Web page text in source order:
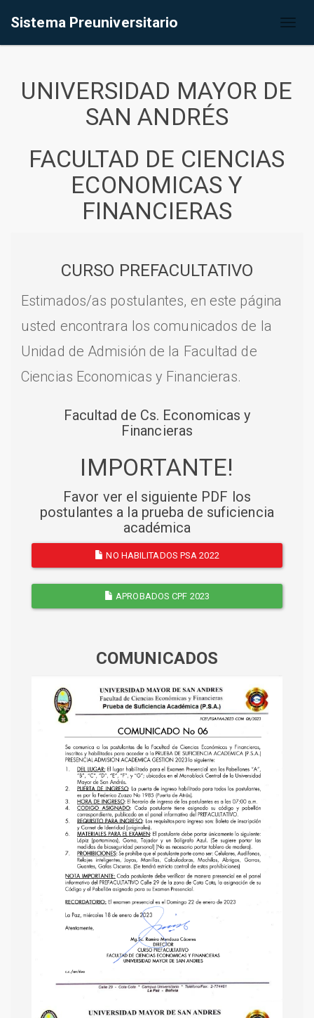
Sistema Preuniversitario
UNIVERSIDAD MAYOR DE
SAN ANDRÉS
FACULTAD DE CIENCIAS
ECONOMICAS Y
FINANCIERAS
CURSO PREFACULTATIVO
Estimados/as postulantes, en este página
usted encontrara los comunicados de la
Unidad de Admisión de la Facultad de
Ciencias Economicas y Financieras.
Facultad de Cs. Economicas y
Financieras
IMPORTANTE!
Favor ver el siguiente PDF los
postulantes a la prueba de suficiencia
académica
NO HABILITADOS PSA 2022
APROBADOS CPF 2023
COMUNICADOS